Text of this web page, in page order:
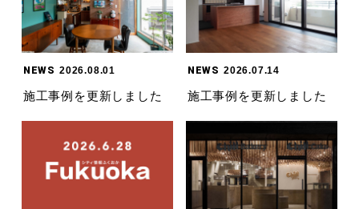
NEWS 2026.08.01
施工事例を更新しました
NEWS 2026.07.14
施工事例を更新しました